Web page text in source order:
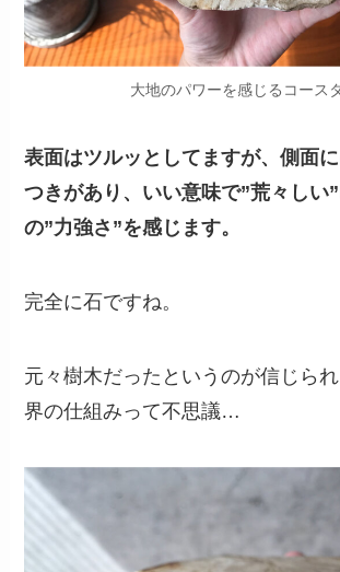
大地のパワーを感じるコース
表面はツルッとしてますが、側面
つきがあり、いい意味で”荒々しい
の”力強さ”を感じます。
完全に石ですね。
元々樹木だったというのが信じら
界の仕組みって不思議…